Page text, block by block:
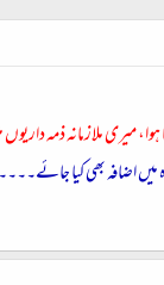
میری ملازمانہ ذمہ
میں اضافہ بھی کیا